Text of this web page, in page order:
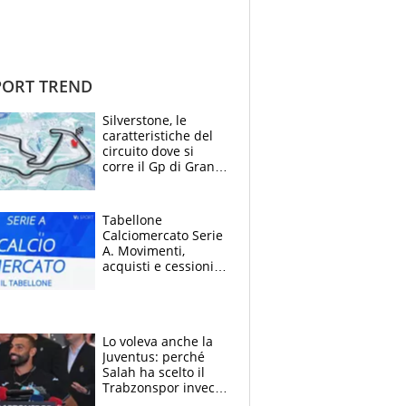
TREND
Silverstone, le
caratteristiche del
circuito dove si
corre il Gp di Gran
Tabellone
Calciomercato Serie
A. Movimenti,
acquisti e cessioni:
Lo voleva anche la
Juventus: perché
Salah ha scelto il
Trabzonspor invece